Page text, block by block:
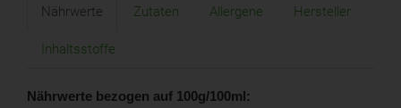
Nährwerte Zutaten Allergene Hersteller
Inhaltsstoffe
Nährwerte bezogen auf 100g/100ml: